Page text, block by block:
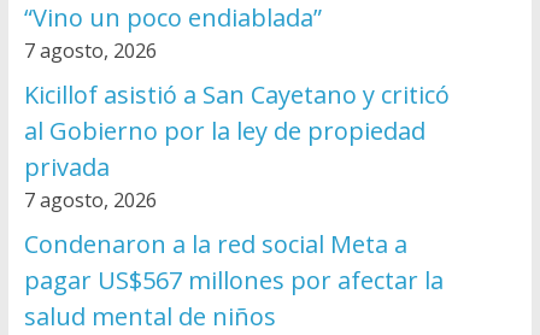
“Vino un poco endiablada”
7 agosto, 2026
Kicillof asistió a San Cayetano y criticó
al Gobierno por la ley de propiedad
privada
7 agosto, 2026
Condenaron a la red social Meta a
pagar US$567 millones por afectar la
salud mental de niños